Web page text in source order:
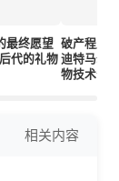
最终愿望
代的礼物
破产程序
迪特马尔·
物技术公
相关内容